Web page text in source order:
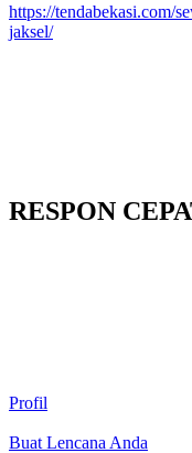
https://tendabekasi.com/
jaksel/
RESPON
Profil
Buat Lencana Anda